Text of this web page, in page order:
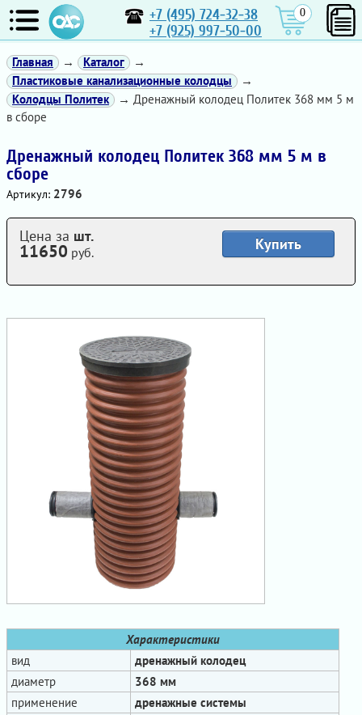
+7 (495) 724-32-38
+7 (925) 997-50-00
0
Главная → Каталог
→
Пластиковые канализационные колодцы
→
Колодцы Политек
→ Дренажный колодец Политек 368 мм 5 м
в сборе
Дренажный колодец Политек 368 мм 5 м в
сборе
Артикул: 2796
Характеристики
вид
дренажный колодец
диаметр
368 мм
применение
дренажные системы
Купить
Цена за шт.
11650 руб.